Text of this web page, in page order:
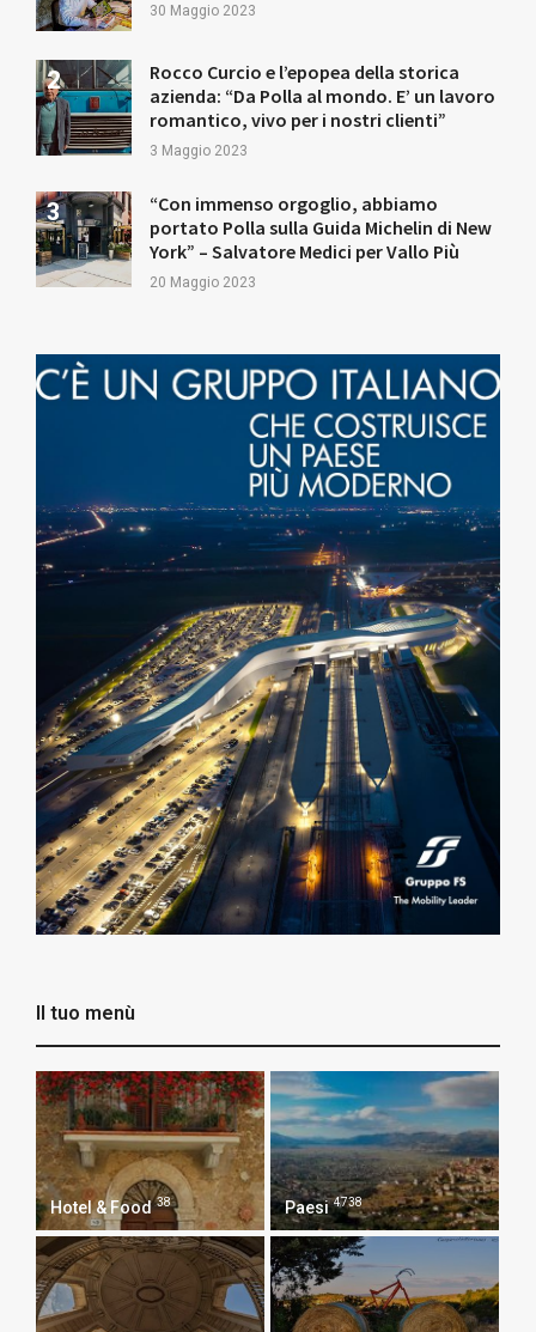
30 Maggio 2023
Rocco Curcio e l’epopea della storica
azienda: “Da Polla al mondo. E’ un lavoro
romantico, vivo per i nostri clienti”
3 Maggio 2023
“Con immenso orgoglio, abbiamo
portato Polla sulla Guida Michelin di New
York” – Salvatore Medici per Vallo Più
20 Maggio 2023
Il tuo menù
Hotel & Food 38 Paesi 4738